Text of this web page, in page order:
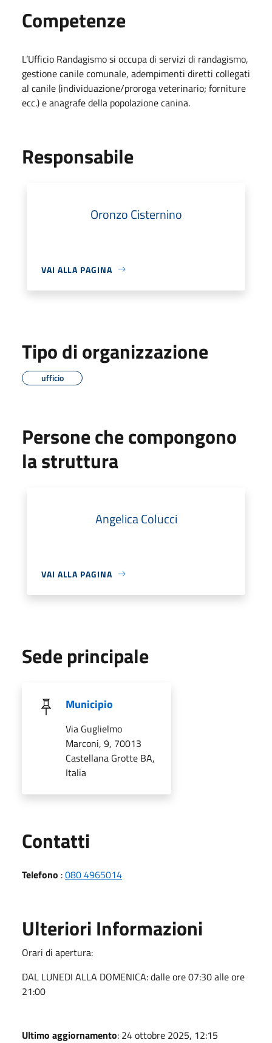
Competenze
L’Ufficio Randagismo si occupa di servizi di randagismo,
gestione canile comunale, adempimenti diretti collegati
al canile (individuazione/proroga veterinario; forniture
ecc.) e anagrafe della popolazione canina.
Responsabile
Oronzo Cisternino
VAI ALLA PAGINA
Tipo di organizzazione
ufficio
Persone che compongono
la struttura
Angelica Colucci
VAI ALLA PAGINA
Sede principale
Municipio
Via Guglielmo
Marconi, 9, 70013
Castellana Grotte BA,
Italia
Contatti
Telefono :080 4965014
Ulteriori Informazioni
Orari di apertura:
DAL LUNEDI ALLA DOMENICA: dalle ore 07:30 alle ore
21:00
Ultimo aggiornamento: 24 ottobre 2025, 12:15